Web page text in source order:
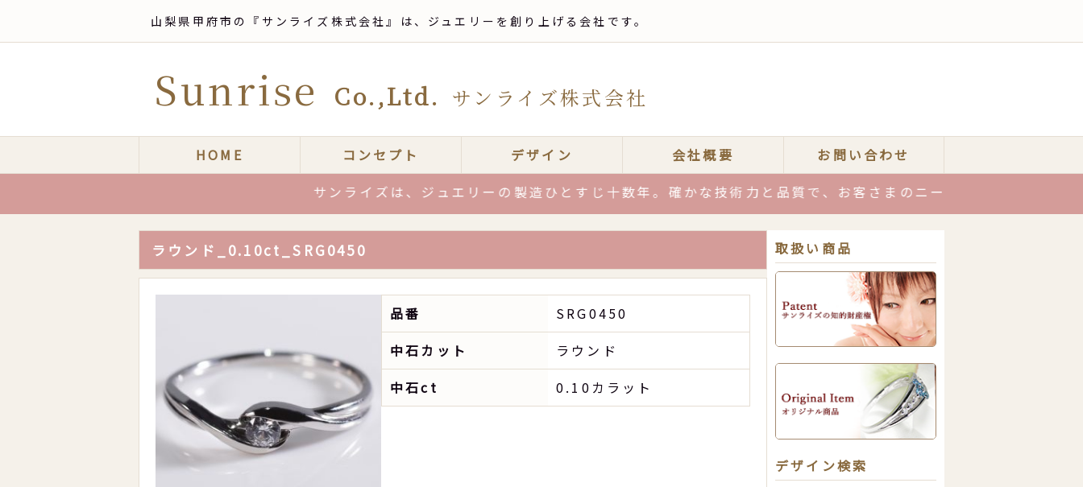
山梨県甲府市の『サンライズ株式会社』は、ジュエリーを創り上げる会社です。
Sunrise Co.,Ltd. サンライズ株式会社
HOME コンセプト デザイン 会社概要
お問い合わせ
サンライズは、ジュエリーの製造ひとすじ十数年。確かな技術力と品質で、お客さまのニーズにお応えします！お気
ラウンド_0.10ct_SRG0450
品番
SRG0450
中石カット
ラウンド
中石ct
0.10カラット
取扱い商品
デザイン検索